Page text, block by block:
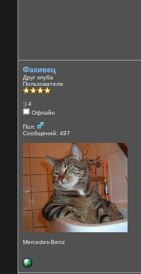
Фахивец
Друг клуба
Пользователи
:) 4
Офлайн
Пол:
Сообщений: 497
Mercedes-Benz